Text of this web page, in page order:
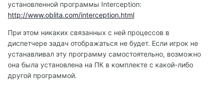
установленной программы Interception:
http://www.oblita.com/interception.html
При этом никаких связанных с ней процессов в
диспетчере задач отображаться не будет. Если игрок не
устанавливал эту программу самостоятельно, возможно
она была установлена на ПК в комплекте с какой-либо
другой программой.